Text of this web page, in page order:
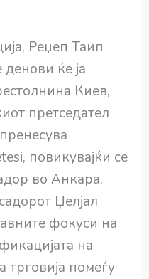
Реџеп Таип
ќе ја
Киев,
претседател
повикувајќи се
во Анкара,
Џелјал
фокуси на
на
трговија помеѓу